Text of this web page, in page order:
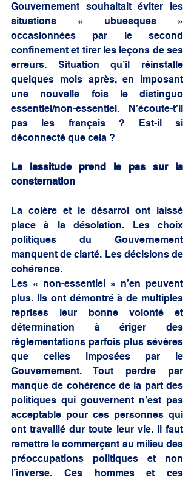
Gouvernement souhaitait éviter les
situations « ubuesques »
occasionnées par le second
confinement et tirer les leçons de ses
erreurs. Situation qu’il réinstalle
quelques mois après, en imposant
une nouvelle fois le distinguo
essentiel/non-essentiel. N’écoute-t’il
pas les français ? Est-il si
déconnecté que cela ?
La lassitude prend le pas sur la
consternation
La colère et le désarroi ont laissé
place à la désolation. Les choix
politiques du Gouvernement
manquent de clarté. Les décisions de
cohérence.
Les « non-essentiel » n’en peuvent
plus. Ils ont démontré à de multiples
reprises leur bonne volonté et
détermination à ériger des
règlementations parfois plus sévères
que celles imposées par le
Gouvernement. Tout perdre par
manque de cohérence de la part des
politiques qui gouvernent n’est pas
acceptable pour ces personnes qui
ont travaillé dur toute leur vie. Il faut
remettre le commerçant au milieu des
préoccupations politiques et non
l’inverse. Ces hommes et ces